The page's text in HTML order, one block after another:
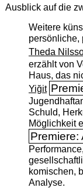
Ausblick auf die
Weitere
persönliche,
Theda
erzählt von
Haus, das
Yiğit
Schuld,
Möglichkeit
Premiere:
komischen,
Analyse.